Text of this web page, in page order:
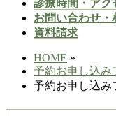
診療時間・アク
お問い合わせ・
資料請求
HOME »
予約お申し込み
予約お申し込み